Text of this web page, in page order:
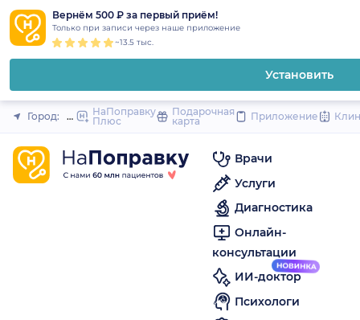
Вернём 500 ₽ за первый приём!
Только при записи через наше приложение
~13.5 тыс.
Установить
Закрыть
Город: ОмскНаПоправку
Плюс
Подарочная
карта
Приложение
Врачи
Услуги
Диагностика
Онлайн-
консультации
ИИ-доктор
Психологи